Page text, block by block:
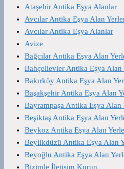
Ataşehir Antika Eşya Alanlar
Avcılar Antika Eşya Alan
Avcılar Antika Eşya Alanlar
Avize
Bağcılar Antika Eşya Alan
Bahçelievler Antika Eşya Alan
Bakırköy Antika Eşya Alan
Başakşehir Antika Eşya Alan
Bayrampaşa Antika Eşya Alan
Beşiktaş Antika Eşya Alan
Beykoz Antika Eşya Alan
Beylikdüzü Antika Eşya Alan
Beyoğlu Antika Eşya Alan
Bizimle İletişim Kurun